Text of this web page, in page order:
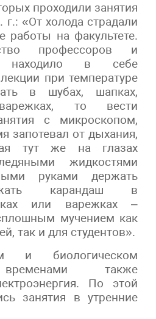
проходили занятия
«От холода страдали
работы на факультете.
профессоров и
находило в себе
при температуре
в шубах, шапках,
то вести
с микроскопом,
запотевал от дыхания,
тут же на глазах
жидкостями
руками держать
карандаш в
или варежках –
мучением как
так и для студентов».
и биологическом
временами также
По этой
занятия в утренние